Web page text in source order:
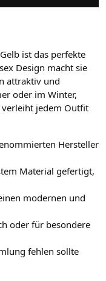
ist das perfekte
Design macht sie
attraktiv und
oder im Winter,
jedem Outfit
Hersteller
Material gefertigt,
modernen und
oder für besondere
fehlen sollte